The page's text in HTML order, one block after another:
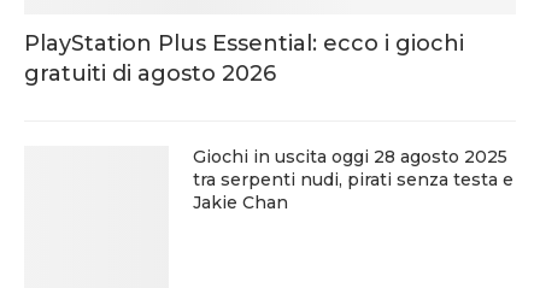
PlayStation Plus Essential: ecco i giochi
gratuiti di agosto 2026
Giochi in uscita oggi 28 agosto 2025
tra serpenti nudi, pirati senza testa e
Jakie Chan